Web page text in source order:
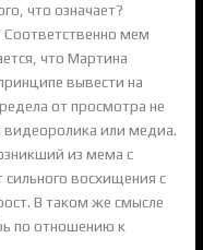
что означает?
мем
что Мартина
вывести на
от просмотра не
видеоролика или медиа.
из мема с
восхищения с
В таком же смысле
по отношению к